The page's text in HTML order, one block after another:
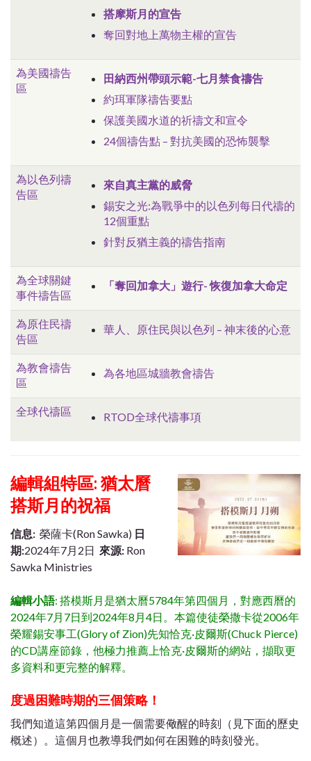
搭摩斯月的宣告
奪回對地上萬物主權的宣告
為美國禱告
區
田納西州帶頭示範-七月禁食禱告
約珥軍隊禱告要點
保護美國水道的祈禱文和宣令
24個禱告點 – 對抗美國的恐怖襲擊
為以色列禱
告區
來自真主黨的威脅
錫安之光:為戰爭中的以色列每日代禱的
12個重點
針對反猶主義的禱告指南
為全球關鍵
事件禱告區
「奪回加拿大」遊行- 恢復加拿大命定
為原住民禱
告區
華人、原住民與以色列 – 神末後的心意
為教會禱告
區
為各地區城牆教會禱告
全球代禱區 RTOD全球代禱事項
編輯組特區: 猶太曆
搭斯月的祝福
信息: 榮薩卡(Ron Sawka) 日
期:2024年7月2日 來源: Ron
Sawka Ministries
編輯小語: 搭模斯月是猶太曆5784年第四個月，對應西曆的
2024年7月7日到2024年8月4日。本篇使徒榮撒卡從2006年
榮耀錫安事工(Glory of Zion)先知恰克·皮爾斯(Chuck Pierce)
的CD講座節錄，他極力推薦上恰克·皮爾斯的網站，擷取更
多資料和更完整的解釋。
度過困難時期的三個策略！
我們知道這第四個月是一個需要儆醒的時刻（見下面的歷史
概述）。這個月也教導我們如何在困難的時刻發光。